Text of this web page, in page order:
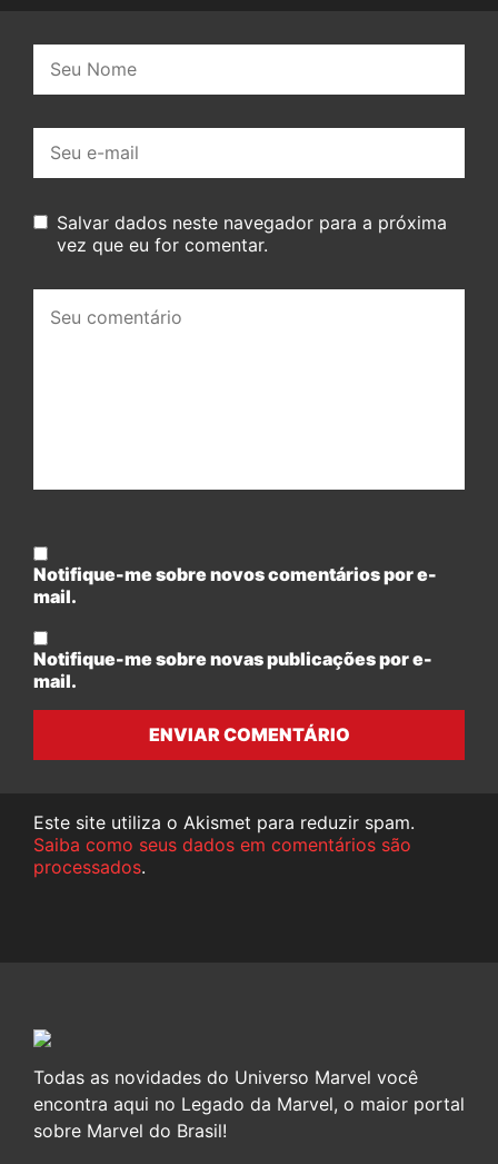
mail:
Salvar dados neste navegador para a próxima
vez que eu for comentar.
comentário:
Notifique-me sobre novos comentários por e-
mail.
Notifique-me sobre novas publicações por e-
mail.
ENVIAR COMENTÁRIO
Este site utiliza o Akismet para reduzir spam.
Saiba como seus dados em comentários são
processados.
Todas as novidades do Universo Marvel você
encontra aqui no Legado da Marvel, o maior portal
sobre Marvel do Brasil!